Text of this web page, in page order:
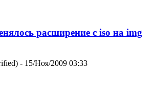
расширение с iso на img
- 15/Ноя/2009 03:33